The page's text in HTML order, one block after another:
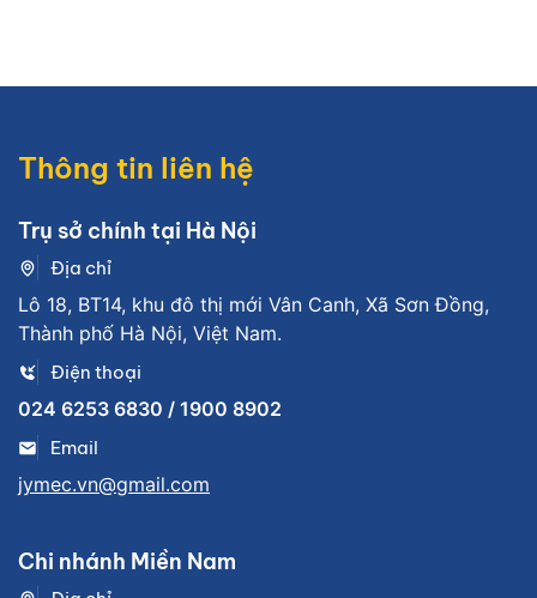
Thông tin liên hệ
Trụ sở chính tại Hà Nội
Địa chỉ
Lô 18, BT14, khu đô thị mới Vân Canh, Xã Sơn Đồng,
Thành phố Hà Nội, Việt Nam.
Điện thoại
024 6253 6830 / 1900 8902
Email
jymec.vn@gmail.com
Chi nhánh Miền Nam